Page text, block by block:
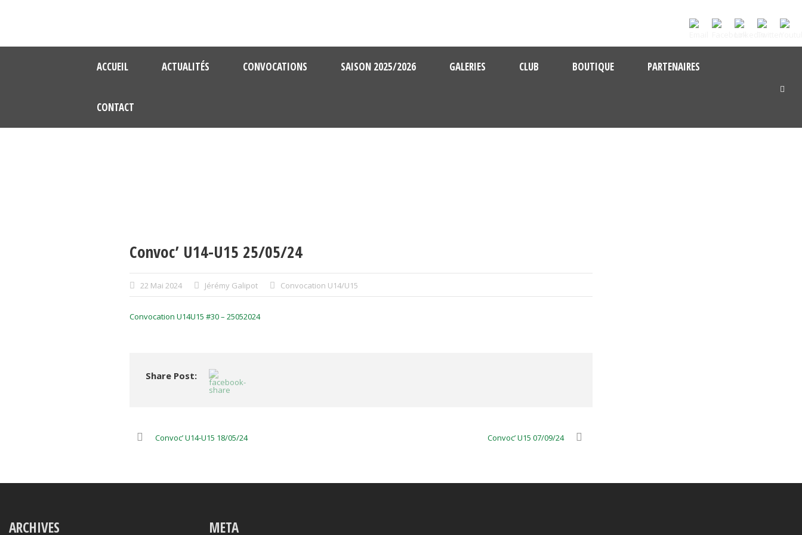
ACCUEIL ACTUALITÉS CONVOCATIONS SAISON 2025/2026 GALERIES CLUB BOUTIQUE PARTENAIRES
CONTACT
Convoc’ U14-U15 25/05/24
22 Mai 2024 Jérémy Galipot Convocation U14/U15
Convocation U14U15 #30 – 25052024
Share Post:
Convoc’ U14-U15 18/05/24 Convoc’ U15 07/09/24
ARCHIVES META